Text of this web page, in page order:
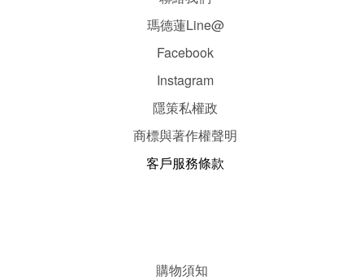
瑪德蓮Line@
Facebook
Instagram
隱策私權政
商標與著作權聲明
客戶服務條款
購物須知